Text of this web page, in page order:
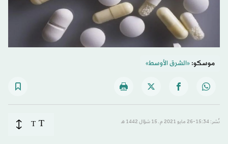
موسكو:«الشرق الأوسط»
نُشر: 15:34-26 مايو 2021 م ـ 15 شوّال 1442 هـ T
T